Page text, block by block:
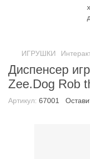
ИГРУШКИ
Диспенсер
Zee.Dog Rob
Артикул: 67001